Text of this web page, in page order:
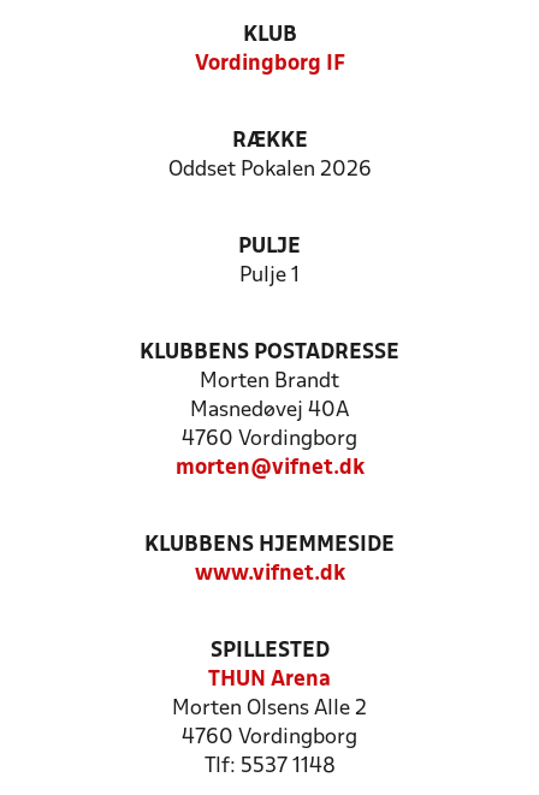
KLUB
Vordingborg IF
RÆKKE
Oddset Pokalen 2026
PULJE
Pulje 1
KLUBBENS POSTADRESSE
Morten Brandt
Masnedøvej 40A
4760 Vordingborg
morten@vifnet.dk
KLUBBENS HJEMMESIDE
www.vifnet.dk
SPILLESTED
THUN Arena
Morten Olsens Alle 2
4760 Vordingborg
Tlf: 5537 1148